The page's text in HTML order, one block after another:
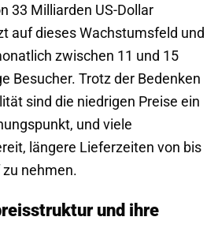
33 Milliarden US-Dollar
auf dieses Wachstumsfeld und
zwischen 11 und 15
Besucher. Trotz der Bedenken
sind die niedrigen Preise ein
und viele
längere Lieferzeiten von bis
zu nehmen.
und ihre